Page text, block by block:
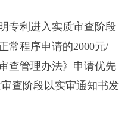
专利进入实质审查阶段
常程序申请的2000元/
查管理办法》申请优先
查阶段以实审通知书发